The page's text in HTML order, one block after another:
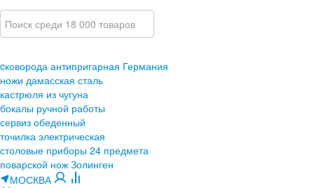
cковорода антипригарная Германия
ножи дамасская сталь
кастрюля из чугуна
бокалы ручной работы
сервиз обеденный
точилка электрическая
столовые приборы 24 предмета
поварской нож Золинген
МОСКВА